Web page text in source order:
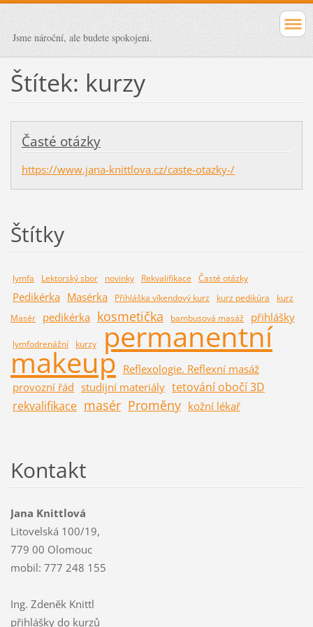
Jsme nároční, ale budete spokojeni.
Štítek: kurzy
Časté otázky
https://www.jana-knittlova.cz/caste-otazky-/
Štítky
lymfa Lektorský sbor novinky Rekvalifikace Časté otázky
Pedikérka Masérka Přihláška víkendový kurz kurz pedikúra
kurz
Masér
pedikérka kosmetička bambusová masáž přihlášky
lymfodrenážní kurzy permanentní
makeup Reflexologie. Reflexní masáž
provozní řád studijní materiály tetování obočí 3D
rekvalifikace masér Proměny kožní lékař
Kontakt
Jana Knittlová
Litovelská 100/19,
779 00 Olomouc
mobil: 777 248 155
Ing. Zdeněk Knittl
přihlášky do kurzů